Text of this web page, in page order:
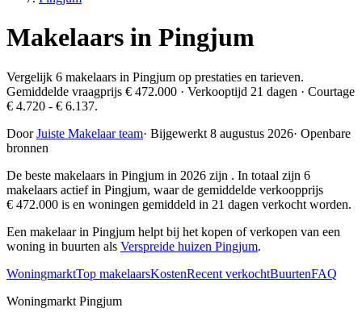
Makelaars in Pingjum
Vergelijk 6 makelaars in Pingjum op prestaties en tarieven.
Gemiddelde vraagprijs € 472.000 · Verkooptijd 21 dagen · Courtage
€ 4.720 - € 6.137.
DoorJuiste Makelaar team· Bijgewerkt 8 augustus 2026· Openbare
bronnen
De beste makelaars in Pingjum in 2026 zijn . In totaal zijn 6
makelaars actief in Pingjum, waar de gemiddelde verkoopprijs
€ 472.000 is en woningen gemiddeld in 21 dagen verkocht worden.
Een makelaar in Pingjum helpt bij het kopen of verkopen van een
woning in buurten als Verspreide huizen Pingjum.
WoningmarktTop makelaarsKostenRecent verkochtBuurtenFAQ
Woningmarkt Pingjum